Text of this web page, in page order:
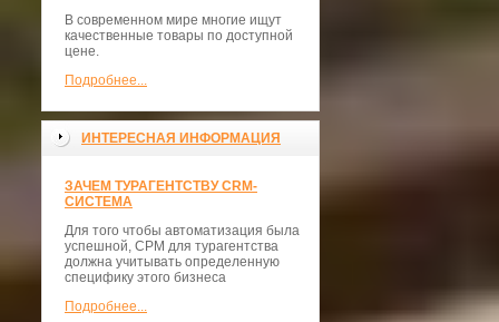
В современном мире многие ищут
качественные товары по доступной
цене.
Подробнее...
ИНТЕРЕСНАЯ ИНФОРМАЦИЯ
ЗАЧЕМ ТУРАГЕНТСТВУ CRM-
СИСТЕМА
Для того чтобы автоматизация была
успешной, СРМ для турагентства
должна учитывать определенную
специфику этого бизнеса
Подробнее...